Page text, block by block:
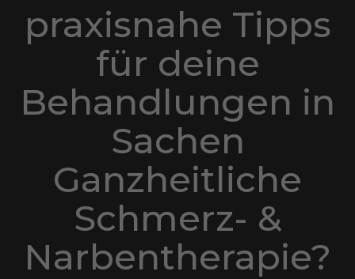
praxisnahe Tipps
für deine
Behandlungen in
Sachen
Ganzheitliche
Schmerz- &
Narbentherapie?